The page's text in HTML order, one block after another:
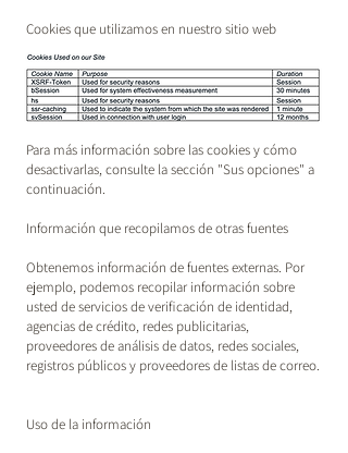
Cookies que utilizamos en nuestro sitio web
Para más información sobre las cookies y cómo
desactivarlas, consulte la sección "Sus opciones" a
continuación.
Información que recopilamos de otras fuentes
Obtenemos información de fuentes externas. Por
ejemplo, podemos recopilar información sobre
usted de servicios de verificación de identidad,
agencias de crédito, redes publicitarias,
proveedores de análisis de datos, redes sociales,
registros públicos y proveedores de listas de correo.
Uso de la información